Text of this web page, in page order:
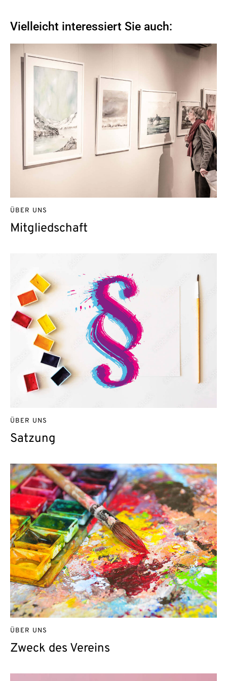
Vielleicht interessiert Sie auch:
Mitgliedschaft
ÜBER UNS
Satzung
ÜBER UNS
Zweck des Vereins
ÜBER UNS